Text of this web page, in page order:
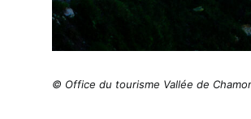
© Office du tourisme Vallée de